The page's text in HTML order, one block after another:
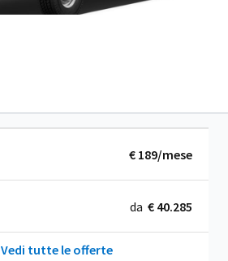
€ 189/mese
da € 40.285
Vedi tutte le offerte